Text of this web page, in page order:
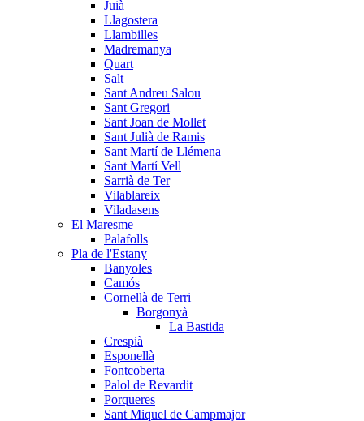
Juià
Llagostera
Llambilles
Madremanya
Quart
Salt
Sant Andreu Salou
Sant Gregori
Sant Joan de Mollet
Sant Julià de Ramis
Sant Martí de Llémena
Sant Martí Vell
Sarrià de Ter
Vilablareix
Viladasens
El Maresme
Palafolls
Pla de l'Estany
Banyoles
Camós
Cornellà de Terri
Borgonyà
La Bastida
Crespià
Esponellà
Fontcoberta
Palol de Revardit
Porqueres
Sant Miquel de Campmajor